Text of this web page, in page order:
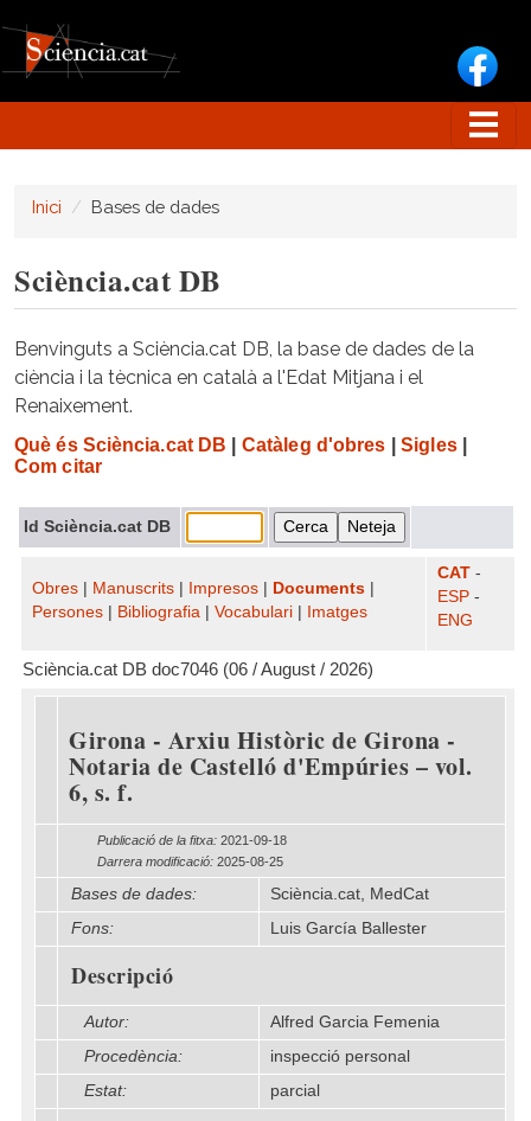
Inici Bases de dades
Sciència.cat DB
Benvinguts a Sciència.cat DB, la base de dades de la
ciència i la tècnica en català a l'Edat Mitjana i el
Renaixement.
Què és Sciència.cat DB Catàleg d'obres Sigles|
Com citar
Id Sciència.cat DB
Obres Manuscrits Impresos Documents
Persones
Bibliografia Vocabulari Imatges
CAT -
ESP -
ENG
Sciència.cat DB doc7046 (06 / August / 2026)
Girona - Arxiu Històric de Girona -
Notaria de Castelló d'Empúries – vol.
6, s. f.
Publicació de la fitxa: 2021-09-18
Darrera modificació: 2025-08-25
Bases de dades:
Sciència.cat, MedCat
Fons:
Luis García Ballester
Descripció
Autor:
Alfred Garcia Femenia
Procedència:
inspecció personal
Estat:
parcial